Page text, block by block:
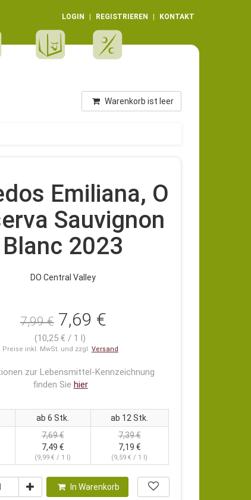
LOGIN REGISTRIEREN KONTAKT
Warenkorb ist leer
Emiliana, O
Sauvignon
Blanc 2023
DO Central Valley
7,99 €7,69 €
(10,25 € / 1 l)
Preise inkl. MwSt. und zzgl. Versand
zur Lebensmittel-Kennzeichnung
finden Sie hier
ab 6 Stk. ab 12 Stk.
7,69 €
7,49 €
(9,99 € / 1 l)
7,39 €
7,19 €
(9,59 € / 1 l)
In Warenkorb